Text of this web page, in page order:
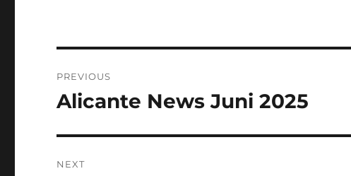
navigation
PREVIOUS
Previous
Alicante News Juni 2025
NEXT